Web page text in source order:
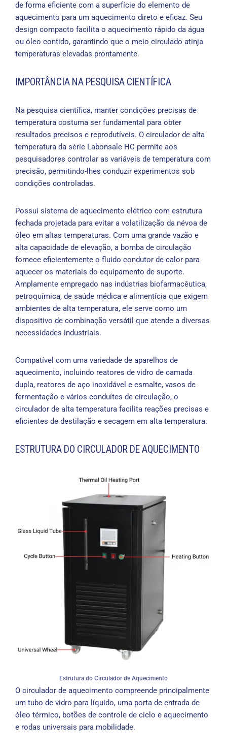
de forma eficiente com a superfície do elemento de
aquecimento para um aquecimento direto e eficaz. Seu
design compacto facilita o aquecimento rápido da água
ou óleo contido, garantindo que o meio circulado atinja
temperaturas elevadas prontamente.
IMPORTÂNCIA NA PESQUISA CIENTÍFICA
Na pesquisa científica, manter condições precisas de
temperatura costuma ser fundamental para obter
resultados precisos e reprodutíveis. O circulador de alta
temperatura da série Labonsale HC permite aos
pesquisadores controlar as variáveis ​​de temperatura com
precisão, permitindo-lhes conduzir experimentos sob
condições controladas.
Possui sistema de aquecimento elétrico com estrutura
fechada projetada para evitar a volatilização da névoa de
óleo em altas temperaturas. Com uma grande vazão e
alta capacidade de elevação, a bomba de circulação
fornece eficientemente o fluido condutor de calor para
aquecer os materiais do equipamento de suporte.
Amplamente empregado nas indústrias biofarmacêutica,
petroquímica, de saúde médica e alimentícia que exigem
ambientes de alta temperatura, ele serve como um
dispositivo de combinação versátil que atende a diversas
necessidades industriais.
Compatível com uma variedade de aparelhos de
aquecimento, incluindo reatores de vidro de camada
dupla, reatores de aço inoxidável e esmalte, vasos de
fermentação e vários conduítes de circulação, o
circulador de alta temperatura facilita reações precisas e
eficientes de destilação e secagem em alta temperatura.
ESTRUTURA DO CIRCULADOR DE AQUECIMENTO
Estrutura do Circulador de Aquecimento
O circulador de aquecimento compreende principalmente
um tubo de vidro para líquido, uma porta de entrada de
óleo térmico, botões de controle de ciclo e aquecimento
e rodas universais para mobilidade.